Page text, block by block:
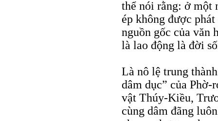
thể nói rằng: ở một
ép không được
nguồn gốc của văn
là lao động là đời
Là nô lệ trung
dâm dục” của Phờ-
vật Thúy-Kiều,
cùng dâm đãng